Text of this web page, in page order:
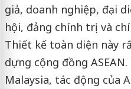
giả, doanh nghiệp, đại
hội, đảng chính trị và
Thiết kế toàn diện này
dựng cộng đồng
Malaysia, tác động của